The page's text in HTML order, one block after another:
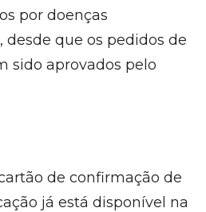
por doenças
desde que os pedidos de
sido aprovados pelo
de confirmação de
já está disponível na